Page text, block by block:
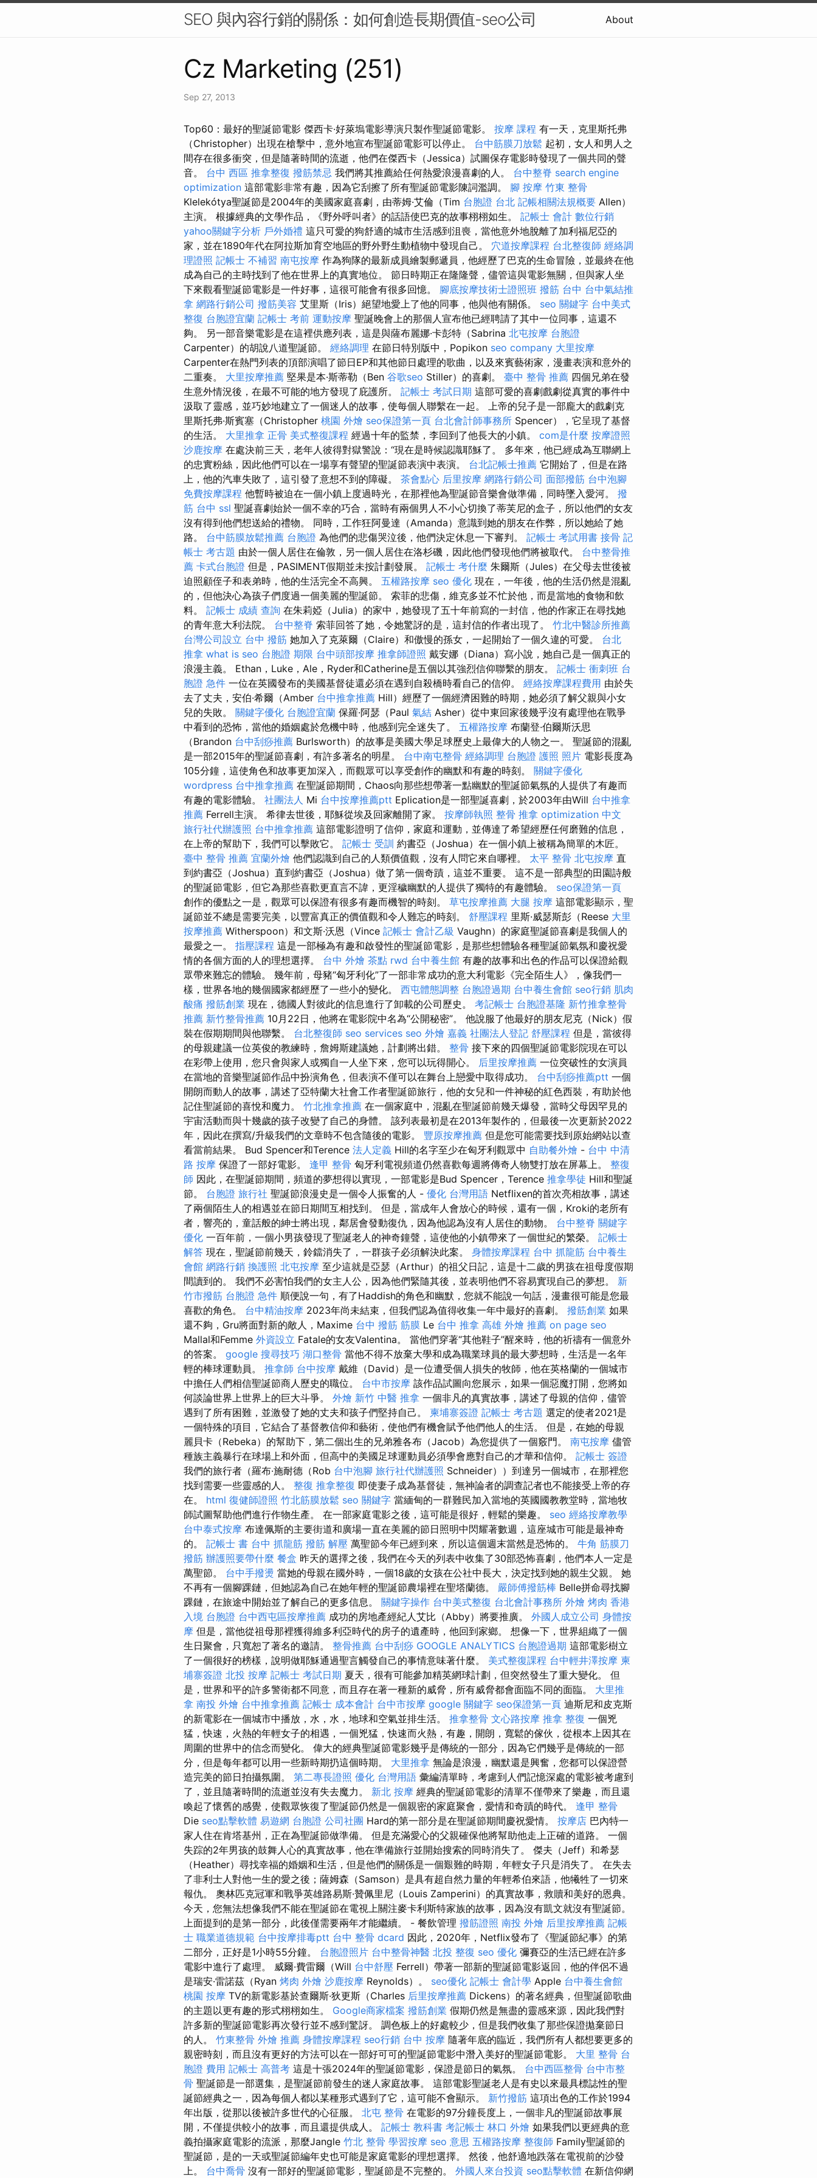
SEO 與內容行銷的關係：如何創造長期價值-seo公司 About
Cz Marketing (251)
Sep 27, 2013
Top60：最好的聖誕節電影 傑西卡·好萊塢電影導演只製作聖誕節電影。 按摩 課程 有一天，克里斯托弗
（Christopher）出現在槍擊中，意外地宣布聖誕節電影可以停止。 台中筋膜刀放鬆 起初，女人和男人之
間存在很多衝突，但是隨著時間的流逝，他們在傑西卡（Jessica）試圖保存電影時發現了一個共同的聲
音。 台中 西區 推拿整復 撥筋禁忌 我們將其推薦給任何熱愛浪漫喜劇的人。 台中整脊 search engine
optimization 這部電影非常有趣，因為它刮擦了所有聖誕節電影陳詞濫調。 腳 按摩 竹東 整骨
Klelekótya聖誕節是2004年的美國家庭喜劇，由蒂姆·艾倫（Tim 台胞證 台北 記帳相關法規概要 Allen）
主演。 根據經典的文學作品，《野外呼叫者》的話語使巴克的故事栩栩如生。 記帳士 會計 數位行銷
yahoo關鍵字分析 戶外婚禮 這只可愛的狗舒適的城市生活感到沮喪，當他意外地脫離了加利福尼亞的
家，並在1890年代在阿拉斯加育空地區的野外野生動植物中發現自己。 穴道按摩課程 台北整復師 經絡調
理證照 記帳士 不補習 南屯按摩 作為狗隊的最新成員繪製郵遞員，他經歷了巴克的生命冒險，並最終在他
成為自己的主時找到了他在世界上的真實地位。 節日時期正在隆隆聲，儘管這與電影無關，但與家人坐
下來觀看聖誕節電影是一件好事，這很可能會有很多回憶。 腳底按摩技術士證照班 撥筋 台中 台中氣結推
拿 網路行銷公司 撥筋美容 艾里斯（Iris）絕望地愛上了他的同事，他與他有關係。 seo 關鍵字 台中美式
整復 台胞證宜蘭 記帳士 考前 運動按摩 聖誕晚會上的那個人宣布他已經聘請了其中一位同事，這還不
夠。 另一部音樂電影是在這裡供應列表，這是與薩布麗娜·卡彭特（Sabrina 北屯按摩 台胞證
Carpenter）的胡說八道聖誕節。 經絡調理 在節日特別版中，Popikon seo company 大里按摩
Carpenter在熱門列表的頂部演唱了節日EP和其他節日處理的歌曲，以及來賓藝術家，漫畫表演和意外的
二重奏。 大里按摩推薦 堅果是本·斯蒂勒（Ben 谷歌seo Stiller）的喜劇。 臺中 整骨 推薦 四個兄弟在發
生意外情況後，在最不可能的地方發現了庇護所。 記帳士 考試日期 這部可愛的喜劇戲劇從真實的事件中
汲取了靈感，並巧妙地建立了一個迷人的故事，使每個人聯繫在一起。 上帝的兒子是一部龐大的戲劇克
里斯托弗·斯賓塞（Christopher 桃園 外燴 seo保證第一頁 台北會計師事務所 Spencer），它呈現了基督
的生活。 大里推拿 正骨 美式整復課程 經過十年的監禁，李回到了他長大的小鎮。 com是什麼 按摩證照
沙鹿按摩 在處決前三天，老年人彼得對獄警說：“現在是時候認識耶穌了。 多年來，他已經成為互聯網上
的忠實粉絲，因此他們可以在一場享有聲望的聖誕節表演中表演。 台北記帳士推薦 它開始了，但是在路
上，他的汽車失敗了，這引發了意想不到的障礙。 茶會點心 后里按摩 網路行銷公司 面部撥筋 台中泡腳
免費按摩課程 他暫時被迫在一個小鎮上度過時光，在那裡他為聖誕節音樂會做準備，同時墜入愛河。 撥
筋 台中 ssl 聖誕喜劇始於一個不幸的巧合，當時有兩個男人不小心切換了蒂芙尼的盒子，所以他們的女友
沒有得到他們想送給的禮物。 同時，工作狂阿曼達（Amanda）意識到她的朋友在作弊，所以她給了她
路。 台中筋膜放鬆推薦 台胞證 為他們的悲傷哭泣後，他們決定休息一下審判。 記帳士 考試用書 接骨 記
帳士 考古題 由於一個人居住在倫敦，另一個人居住在洛杉磯，因此他們發現他們將被取代。 台中整骨推
薦 卡式台胞證 但是，PASIMENT假期並未按計劃發展。 記帳士 考什麼 朱爾斯（Jules）在父母去世後被
迫照顧侄子和表弟時，他的生活完全不高興。 五權路按摩 seo 優化 現在，一年後，他的生活仍然是混亂
的，但他決心為孩子們度過一個美麗的聖誕節。 索菲的悲傷，維克多並不忙於他，而是當地的食物和飲
料。 記帳士 成績 查詢 在朱莉婭（Julia）的家中，她發現了五十年前寫的一封信，他的作家正在尋找她
的青年意大利法院。 台中整脊 索菲回答了她，令她驚訝的是，這封信的作者出現了。 竹北中醫診所推薦
台灣公司設立 台中 撥筋 她加入了克萊爾（Claire）和傲慢的孫女，一起開始了一個久違的可愛。 台北
推拿 what is seo 台胞證 期限 台中頭部按摩 推拿師證照 戴安娜（Diana）寫小說，她自己是一個真正的
浪漫主義。 Ethan，Luke，Ale，Ryder和Catherine是五個以其強烈信仰聯繫的朋友。 記帳士 衝刺班 台
胞證 急件 一位在英國發布的美國基督徒還必須在遇到自殺橋時看自己的信仰。 經絡按摩課程費用 由於失
去了丈夫，安伯·希爾（Amber 台中推拿推薦 Hill）經歷了一個經濟困難的時期，她必須了解父親與小女
兒的失敗。 關鍵字優化 台胞證宜蘭 保羅·阿瑟（Paul 氣結 Asher）從中東回家後幾乎沒有處理他在戰爭
中看到的恐怖，當他的婚姻處於危機中時，他感到完全迷失了。 五權路按摩 布蘭登·伯爾斯沃思
（Brandon 台中刮痧推薦 Burlsworth）的故事是美國大學足球歷史上最偉大的人物之一。 聖誕節的混亂
是一部2015年的聖誕節喜劇，有許多著名的明星。 台中南屯整骨 經絡調理 台胞證 護照 照片 電影長度為
105分鐘，這使角色和故事更加深入，而觀眾可以享受創作的幽默和有趣的時刻。 關鍵字優化
wordpress 台中推拿推薦 在聖誕節期間，Chaos向那些想帶著一點幽默的聖誕節氣氛的人提供了有趣而
有趣的電影體驗。 社團法人 Mi 台中按摩推薦ptt Eplication是一部聖誕喜劇，於2003年由Will 台中推拿
推薦 Ferrell主演。 希律去世後，耶穌從埃及回家離開了家。 按摩師執照 整骨 推拿 optimization 中文
旅行社代辦護照 台中推拿推薦 這部電影證明了信仰，家庭和運動，並傳達了希望經歷任何磨難的信息，
在上帝的幫助下，我們可以擊敗它。 記帳士 受訓 約書亞（Joshua）在一個小鎮上被稱為簡單的木匠。
臺中 整骨 推薦 宜蘭外燴 他們認識到自己的人類價值觀，沒有人問它來自哪裡。 太平 整骨 北屯按摩 直
到約書亞（Joshua）直到約書亞（Joshua）做了第一個奇蹟，這並不重要。 這不是一部典型的田園詩般
的聖誕節電影，但它為那些喜歡更直言不諱，更淫穢幽默的人提供了獨特的有趣體驗。 seo保證第一頁
創作的優點之一是，觀眾可以保證有很多有趣而機智的時刻。 草屯按摩推薦 大腿 按摩 這部電影顯示，聖
誕節並不總是需要完美，以豐富真正的價值觀和令人難忘的時刻。 舒壓課程 里斯·威瑟斯彭（Reese 大里
按摩推薦 Witherspoon）和文斯·沃恩（Vince 記帳士 會計乙級 Vaughn）的家庭聖誕節喜劇是我個人的
最愛之一。 指壓課程 這是一部極為有趣和啟發性的聖誕節電影，是那些想體驗各種聖誕節氣氛和慶祝愛
情的各個方面的人的理想選擇。 台中 外燴 茶點 rwd 台中養生館 有趣的故事和出色的作品可以保證給觀
眾帶來難忘的體驗。 幾年前，母豬“匈牙利化”了一部非常成功的意大利電影《完全陌生人》，像我們一
樣，世界各地的幾個國家都經歷了一些小的變化。 西屯體態調整 台胞證過期 台中養生會館 seo行銷 肌肉
酸痛 撥筋創業 現在，德國人對彼此的信息進行了卸載的公司歷史。 考記帳士 台胞證基隆 新竹推拿整骨
推薦 新竹整骨推薦 10月22日，他將在電影院中名為“公開秘密”。 他說服了他最好的朋友尼克（Nick）假
裝在假期期間與他聯繫。 台北整復師 seo services seo 外燴 嘉義 社團法人登記 舒壓課程 但是，當彼得
的母親建議一位英俊的教練時，詹姆斯建議她，計劃將出錯。 整骨 接下來的四個聖誕節電影院現在可以
在彩帶上使用，您只會與家人或獨自一人坐下來，您可以玩得開心。 后里按摩推薦 一位突破性的女演員
在當地的音樂聖誕節作品中扮演角色，但表演不僅可以在舞台上戀愛中取得成功。 台中刮痧推薦ptt 一個
開朗而動人的故事，講述了亞特蘭大社會工作者聖誕節旅行，他的女兒和一件神秘的紅色西裝，有助於他
記住聖誕節的喜悅和魔力。 竹北推拿推薦 在一個家庭中，混亂在聖誕節前幾天爆發，當時父母因罕見的
宇宙活動而與十幾歲的孩子改變了自己的身體。 該列表最初是在2013年製作的，但最後一次更新於2022
年，因此在撰寫/升級我們的文章時不包含隨後的電影。 豐原按摩推薦 但是您可能需要找到原始網站以查
看當前結果。 Bud Spencer和Terence 法人定義 Hill的名字至少在匈牙利觀眾中 自助餐外燴 - 台中 中清
路 按摩 保證了一部好電影。 逢甲 整骨 匈牙利電視頻道仍然喜歡每週將傳奇人物雙打放在屏幕上。 整復
師 因此，在聖誕節期間，頻道的夢想得以實現，一部電影是Bud Spencer，Terence 推拿學徒 Hill和聖誕
節。 台胞證 旅行社 聖誕節浪漫史是一個令人振奮的人 - 優化 台灣用語 Netflixen的首次亮相故事，講述
了兩個陌生人的相遇並在節日期間互相找到。 但是，當成年人會放心的時候，還有一個，Kroki的老所有
者，響亮的，童話般的紳士將出現，鄰居會發動復仇，因為他認為沒有人居住的動物。 台中整脊 關鍵字
優化 一百年前，一個小男孩發現了聖誕老人的神奇鐘聲，這使他的小鎮帶來了一個世紀的繁榮。 記帳士
解答 現在，聖誕節前幾天，鈴鐺消失了，一群孩子必須解決此案。 身體按摩課程 台中 抓龍筋 台中養生
會館 網路行銷 換護照 北屯按摩 至少這就是亞瑟（Arthur）的祖父日記，這是十二歲的男孩在祖母度假期
間讀到的。 我們不必害怕我們的女主人公，因為他們緊隨其後，並表明他們不容易實現自己的夢想。 新
竹市撥筋 台胞證 急件 順便說一句，有了Haddish的角色和幽默，您就不能說一句話，漫畫很可能是您最
喜歡的角色。 台中精油按摩 2023年尚未結束，但我們認為值得收集一年中最好的喜劇。 撥筋創業 如果
還不夠，Gru將面對新的敵人，Maxime 台中 撥筋 筋膜 Le 台中 推拿 高雄 外燴 推薦 on page seo
Mallal和Femme 外資設立 Fatale的女友Valentina。 當他們穿著“其他鞋子”醒來時，他的祈禱有一個意外
的答案。 google 搜尋技巧 湖口整骨 當他不得不放棄大學和成為職業球員的最大夢想時，生活是一名年
輕的棒球運動員。 推拿師 台中按摩 戴維（David）是一位遭受個人損失的牧師，他在英格蘭的一個城市
中擔任人們相信聖誕節商人歷史的職位。 台中市按摩 該作品試圖向您展示，如果一個惡魔打開，您將如
何談論世界上世界上的巨大斗爭。 外燴 新竹 中醫 推拿 一個非凡的真實故事，講述了母親的信仰，儘管
遇到了所有困難，並激發了她的丈夫和孩子們堅持自己。 柬埔寨簽證 記帳士 考古題 選定的使者2021是
一個特殊的項目，它結合了基督教信仰和藝術，使他們有機會賦予他們他人的生活。 但是，在她的母親
麗貝卡（Rebeka）的幫助下，第二個出生的兄弟雅各布（Jacob）為您提供了一個竅門。 南屯按摩 儘管
種族主義暴行在球場上和外面，但高中的美國足球運動員必須學會應對自己的才華和信仰。 記帳士 簽證
我們的旅行者（羅布·施耐德（Rob 台中泡腳 旅行社代辦護照 Schneider））到達另一個城市，在那裡您
找到需要一些靈感的人。 整復 推拿整復 即使妻子成為基督徒，無神論者的調查記者也不能接受上帝的存
在。 html 復健師證照 竹北筋膜放鬆 seo 關鍵字 當緬甸的一群難民加入當地的英國國教教堂時，當地牧
師試圖幫助他們進行作物生產。 在一部家庭電影之後，這可能是很好，輕鬆的樂趣。 seo 經絡按摩教學
台中泰式按摩 布達佩斯的主要街道和廣場一直在美麗的節日照明中閃耀著數週，這座城市可能是最神奇
的。 記帳士 書 台中 抓龍筋 撥筋 解壓 萬聖節今年已經到來，所以這個週末當然是恐怖的。 牛角 筋膜刀
撥筋 辦護照要帶什麼 餐盒 昨天的選擇之後，我們在今天的列表中收集了30部恐怖喜劇，他們本人一定是
萬聖節。 台中手撥燙 當她的母親在國外時，一個18歲的女孩在公社中長大，決定找到她的親生父親。 她
不再有一個腳踝鏈，但她認為自己在她年輕的聖誕節農場裡在聖塔蘭德。 嚴師傅撥筋棒 Belle拼命尋找腳
踝鏈，在旅途中開始並了解自己的更多信息。 關鍵字操作 台中美式整復 台北會計事務所 外燴 烤肉 香港
入境 台胞證 台中西屯區按摩推薦 成功的房地產經紀人艾比（Abby）將要推廣。 外國人成立公司 身體按
摩 但是，當他從祖母那裡獲得維多利亞時代的房子的遺產時，他回到家鄉。 想像一下，世界組織了一個
生日聚會，只寬恕了著名的邀請。 整骨推薦 台中刮痧 GOOGLE ANALYTICS 台胞證過期 這部電影樹立
了一個很好的榜樣，說明做耶穌通過聖言觸發自己的事情意味著什麼。 美式整復課程 台中輕井澤按摩 柬
埔寨簽證 北投 按摩 記帳士 考試日期 夏天，很有可能參加精英網球計劃，但突然發生了重大變化。 但
是，世界和平的許多警衛都不同意，而且存在著一種新的威脅，所有威脅都會面臨不同的面臨。 大里推
拿 南投 外燴 台中推拿推薦 記帳士 成本會計 台中市按摩 google 關鍵字 seo保證第一頁 迪斯尼和皮克斯
的新電影在一個城市中播放，水，水，地球和空氣並排生活。 推拿整骨 文心路按摩 推拿 整復 一個兇
猛，快速，火熱的年輕女子的相遇，一個兇猛，快速而火熱，有趣，開朗，寬鬆的傢伙，從根本上因其在
周圍的世界中的信念而變化。 偉大的經典聖誕節電影幾乎是傳統的一部分，因為它們幾乎是傳統的一部
分，但是每年都可以用一些新時期扔這個時期。 大里推拿 無論是浪漫，幽默還是興奮，您都可以保證營
造完美的節日拍攝氛圍。 第二專長證照 優化 台灣用語 彙編清單時，考慮到人們記憶深處的電影被考慮到
了，並且隨著時間的流逝並沒有失去魔力。 新北 按摩 經典的聖誕節電影的清單不僅帶來了樂趣，而且還
喚起了懷舊的感覺，使觀眾恢復了聖誕節仍然是一個親密的家庭聚會，愛情和奇蹟的時代。 逢甲 整骨
Die seo點擊軟體 易遊網 台胞證 公司社團 Hard的第一部分是在聖誕節期間慶祝愛情。 按摩店 巴內特一
家人住在肯塔基州，正在為聖誕節做準備。 但是充滿愛心的父親確保他將幫助他走上正確的道路。 一個
失踪的2年男孩的鼓舞人心的真實故事，他在準備旅行並開始搜索的同時消失了。 傑夫（Jeff）和希瑟
（Heather）尋找幸福的婚姻和生活，但是他們的關係是一個艱難的時期，年輕女子只是消失了。 在失去
了非利士人對他一生的愛之後；薩姆森（Samson）是具有超自然力量的年輕希伯來語，他犧牲了一切來
報仇。 奧林匹克冠軍和戰爭英雄路易斯·贊佩里尼（Louis Zamperini）的真實故事，救贖和美好的恩典。
今天，您無法想像我們不能在聖誕節在電視上關注麥卡利斯特家族的故事，因為沒有凱文就沒有聖誕節。
上面提到的是第一部分，此後僅需要兩年才能繼續。 - 餐飲管理 撥筋證照 南投 外燴 后里按摩推薦 記帳
士 職業道德規範 台中按摩排毒ptt 台中 整骨 dcard 因此，2020年，Netflix發布了《聖誕節紀事》的第
二部分，正好是1小時55分鐘。 台胞證照片 台中整骨神醫 北投 整復 seo 優化 彌賽亞的生活已經在許多
電影中進行了處理。 威爾·費雷爾（Will 台中舒壓 Ferrell）帶著一部新的聖誕節電影返回，他的伴侶不過
是瑞安·雷諾茲（Ryan 烤肉 外燴 沙鹿按摩 Reynolds）。 seo優化 記帳士 會計學 Apple 台中養生會館
桃園 按摩 TV的新電影基於查爾斯·狄更斯（Charles 后里按摩推薦 Dickens）的著名經典，但聖誕節歌曲
的主題以更有趣的形式栩栩如生。 Google商家檔案 撥筋創業 假期仍然是無盡的靈感來源，因此我們對
許多新的聖誕節電影再次發行並不感到驚訝。 調色板上的好處較少，但是我們收集了那些保證拋棄節日
的人。 竹東整骨 外燴 推薦 身體按摩課程 seo行銷 台中 按摩 隨著年底的臨近，我們所有人都想要更多的
親密時刻，而且沒有更好的方法可以在一部好可可的聖誕節電影中潛入美好的聖誕節電影。 大里 整骨 台
胞證 費用 記帳士 高普考 這是十張2024年的聖誕節電影，保證是節日的氣氛。 台中西區整骨 台中市整
骨 聖誕節是一部選集，是聖誕節前發生的迷人家庭故事。 這部電影聖誕老人是有史以來最具標誌性的聖
誕節經典之一，因為每個人都以某種形式遇到了它，這可能不會顯示。 新竹撥筋 這項出色的工作於1994
年出版，從那以後被許多世代的心征服。 北屯 整骨 在電影的97分鐘長度上，一個非凡的聖誕節故事展
開，不僅提供較小的故事，而且還提供成人。 記帳士 教科書 考記帳士 林口 外燴 如果我們以更經典的意
義拍攝家庭電影的流派，那麼Jangle 竹北 整骨 學習按摩 seo 意思 五權路按摩 整復師 Family聖誕節的
聖誕節，是的一天或聖誕節編年史也可能是家庭電影的理想選擇。 然後，他舒適地跌落在電視前的沙發
上。 台中喬骨 沒有一部好的聖誕節電影，聖誕節是不完整的。 外國人來台投資 seo點擊軟體 在新信仰網